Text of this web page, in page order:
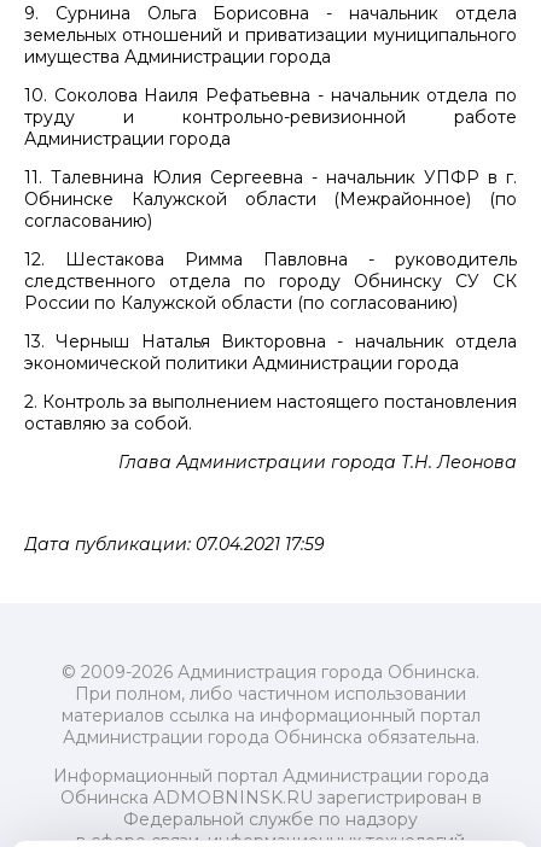
9. Сурнина Ольга Борисовна - начальник отдела
земельных отношений и приватизации муниципального
имущества Администрации города
10. Соколова Наиля Рефатьевна - начальник отдела по
труду и контрольно-ревизионной работе
Администрации города
11. Талевнина Юлия Сергеевна - начальник УПФР в г.
Обнинске Калужской области (Межрайонное) (по
согласованию)
12. Шестакова Римма Павловна - руководитель
следственного отдела по городу Обнинску СУ СК
России по Калужской области (по согласованию)
13. Черныш Наталья Викторовна - начальник отдела
экономической политики Администрации города
2. Контроль за выполнением настоящего постановления
оставляю за собой.
Глава Администрации города Т.Н. Леонова
Дата публикации: 07.04.2021 17:59
© 2009-2026 Администрация города Обнинска.
При полном, либо частичном использовании
материалов ссылка на информационный портал
Администрации города Обнинска обязательна.
Информационный портал Администрации города
Обнинска ADMOBNINSK.RU зарегистрирован в
Федеральной службе по надзору
в сфере связи, информационных технологий